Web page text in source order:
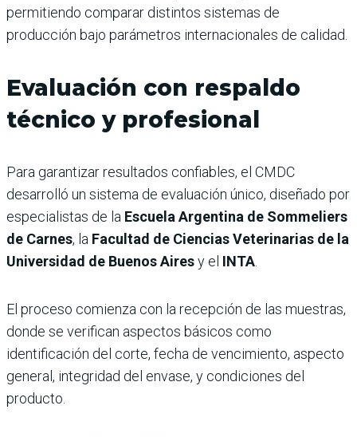
permitiendo comparar distintos sistemas de
producción bajo parámetros internacionales de calidad.
Evaluación con respaldo
técnico y profesional
Para garantizar resultados confiables, el CMDC
desarrolló un sistema de evaluación único, diseñado por
especialistas de la Escuela Argentina de Sommeliers
de Carnes, la Facultad de Ciencias Veterinarias de la
Universidad de Buenos Airesy el INTA
El proceso comienza con la recepción de las muestras,
donde se verifican aspectos básicos como
identificación del corte, fecha de vencimiento, aspecto
general, integridad del envase, y condiciones del
producto.